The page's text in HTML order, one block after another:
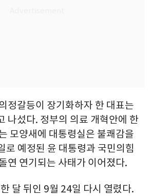
정갈등이 장기화하자 한 대표는
나섰다. 정부의 의료 개혁안에 한
모양새에 대통령실은 불쾌감을
로 예정된 윤 대통령과 국민의힘
연 연기되는 사태가 이어졌다.
달 뒤인 9월 24일 다시 열렸다.